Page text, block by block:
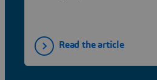
titled, “Back to Basics.” The
myriad of topics, answering
questions. Check it out!
Read the article